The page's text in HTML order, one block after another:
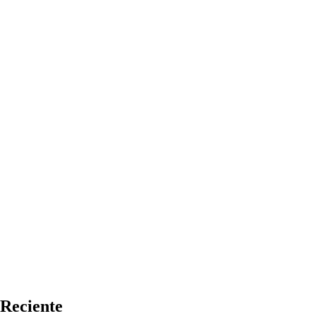
Reciente